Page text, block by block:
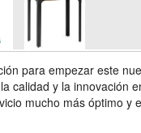
para empezar este
calidad y la innovación
mucho más óptimo y